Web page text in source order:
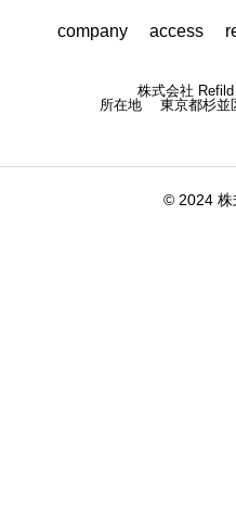
company access
株式会社
所在地 東京都杉並
© 2024 株